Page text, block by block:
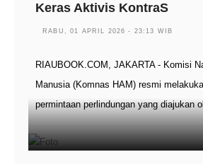
Keras Aktivis KontraS
RABU, 01 APRIL 2026 - 23:13 WIB
RIAUBOOK.COM, JAKARTA - Komisi
Manusia (Komnas HAM) resmi
permintaan perlindungan yang diajukan